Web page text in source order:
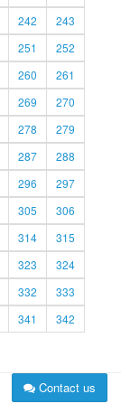
242
243
251
252
260
261
269
270
278
279
287
288
296
297
305
306
314
315
323
324
332
333
341
342
Contact us